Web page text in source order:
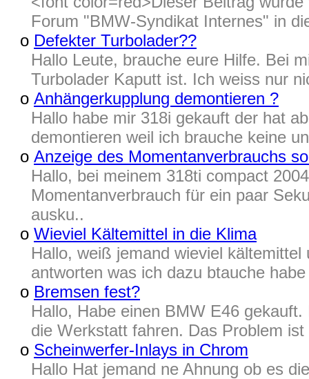
Forum "BMW-Syndikat Internes" in
o Defekter Turbolader??
Hallo Leute, brauche eure Hilfe. Bei
Turbolader Kaputt ist. Ich weiss nur
o Anhängerkupplung demontieren ?
Hallo habe mir 318i gekauft der hat
demontieren weil ich brauche keine
o Anzeige des Momentanverbrauchs
Hallo, bei meinem 318ti compact
Momentanverbrauch für ein paar
ausku..
o Wieviel Kältemittel in die Klima
Hallo, weiß jemand wieviel
antworten was ich dazu btauche
o Bremsen fest?
Hallo, Habe einen BMW E46
die Werkstatt fahren. Das Problem
o Scheinwerfer-Inlays in Chrom
Hallo Hat jemand ne Ahnung ob es